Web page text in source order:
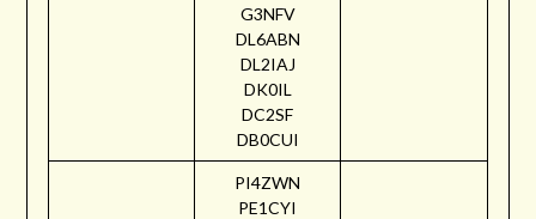
G3NFV
DL6ABN
DL2IAJ
DK0IL
DC2SF
DB0CUI
PI4ZWN
PE1CYI